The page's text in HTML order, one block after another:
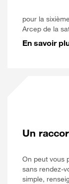
pour la
Arcep de la
En savoir
Un
On peut vous
sans rendez-
simple,